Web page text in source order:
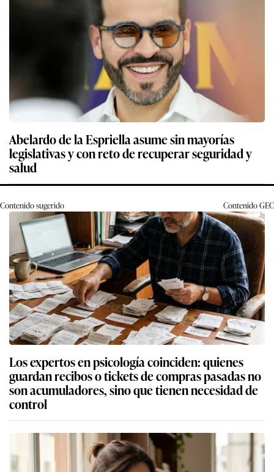
Abelardo de la Espriella asume sin mayorías
legislativas y con reto de recuperar seguridad y
salud
Contenido sugerido ContenidoGEC
Los expertos en psicología coinciden: quienes
guardan recibos o tickets de compras pasadas no
son acumuladores, sino que tienen necesidad de
control